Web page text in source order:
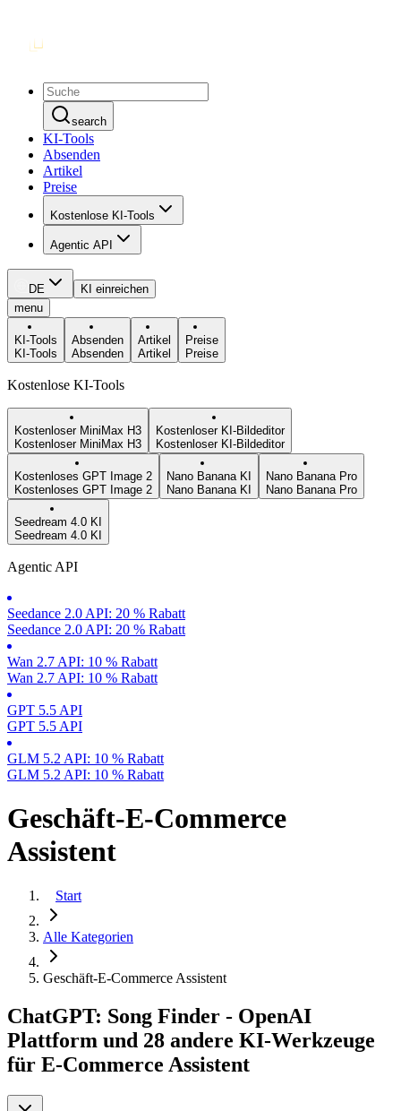
search
KI-Tools
Absenden
Artikel
Preise
Kostenlose KI-Tools
Agentic API
DE
KI einreichen
menu
KI-Tools
KI-Tools
Absenden
Absenden
Artikel
Artikel
Preise
Preise
Kostenlose KI-Tools
Kostenloser MiniMax H3
Kostenloser MiniMax H3
Kostenloser KI-Bildeditor
Kostenloser KI-Bildeditor
Kostenloses GPT Image 2
Kostenloses GPT Image 2
Nano Banana KI
Nano Banana KI
Nano Banana Pro
Nano Banana Pro
Seedream 4.0 KI
Seedream 4.0 KI
Agentic API
Seedance 2.0 API: 20 % Rabatt
Seedance 2.0 API: 20 % Rabatt
Wan 2.7 API: 10 % Rabatt
Wan 2.7 API: 10 % Rabatt
GPT 5.5 API
GPT 5.5 API
GLM 5.2 API: 10 % Rabatt
GLM 5.2 API: 10 % Rabatt
Geschäft-E-Commerce
Assistent
Start
Alle Kategorien
Geschäft-E-Commerce Assistent
ChatGPT: Song Finder - OpenAI
Plattform und 28 andere KI-Werkzeuge
für E-Commerce Assistent